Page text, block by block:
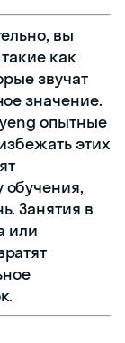
вы
как
звучат
значение.
опытные
этих
Занятия в
или